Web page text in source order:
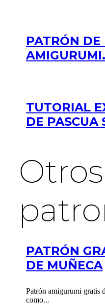
PATRÓN
TUTORIAL
DE PASCUA
Otros
PATRÓN
DE MUÑECA
Patrón amigurumi gratis
como...